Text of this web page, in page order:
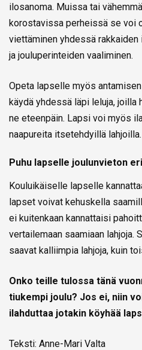
ilosanoma. Muissa tai
korostavissa perheissä se voi
viettäminen yhdessä
ja jouluperinteiden vaaliminen.
Opeta lapselle myös
käydä yhdessä läpi leluja, joilla
ne eteenpäin. Lapsi voi myös
naapureita itsetehdyillä lahjoilla.
Puhu lapselle joulunvieton
Kouluikäiselle lapselle
lapset voivat kehuskella
ei kuitenkaan kannattaisi
vertailemaan saamiaan
saavat kalliimpia lahjoja, kuin
Onko teille tulossa tänä
tiukempi joulu? Jos ei, niin
ilahduttaa jotakin köyhää
Teksti: Anne-Mari Valta